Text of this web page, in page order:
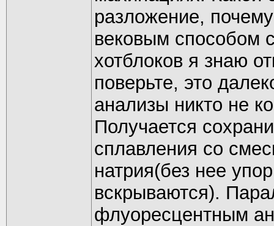
разложение,
вековым способом
хотблоков я знаю
поверьте, это
анализы никто не
Получается
сплавления со
натрия(без нее
вскрываются).
флуоресцентным